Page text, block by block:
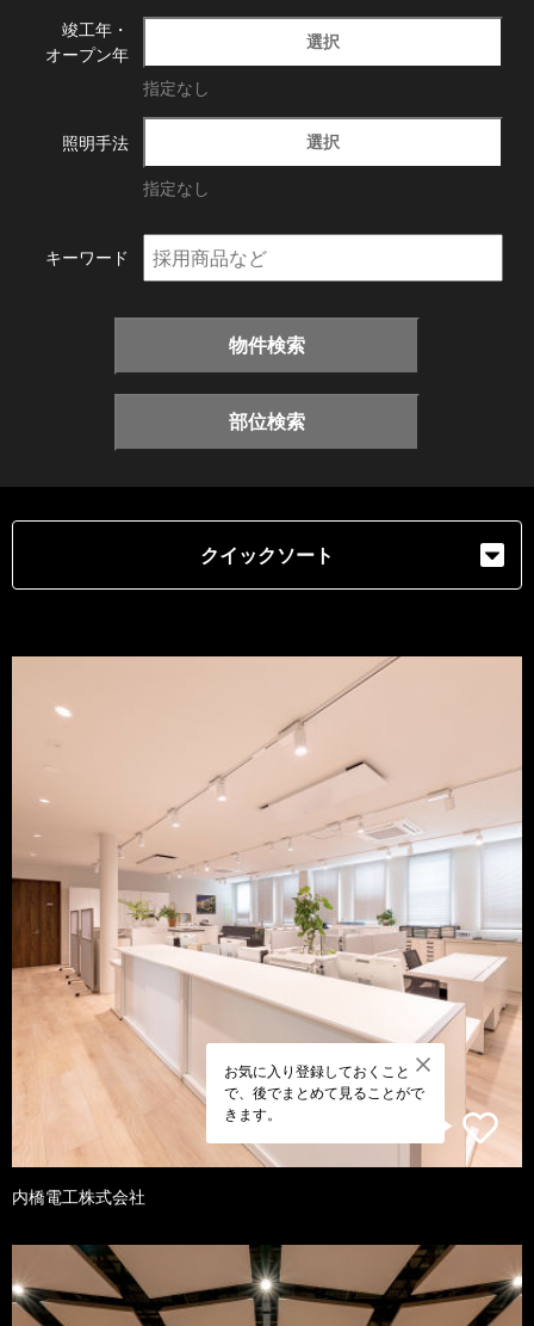
竣工年・
オープン年
選択
指定なし
照明手法 選択
指定なし
キーワード
物件検索
部位検索
クイックソート
お気に入り登録しておくこと
で、後でまとめて見ることがで
きます。
内橋電工株式会社